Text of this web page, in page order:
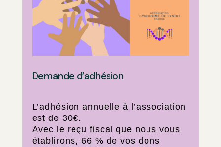
Demande d’adhésion
L’adhésion annuelle à l’association
est de 30€.
Avec le reçu fiscal que nous vous
établirons, 66 % de vos dons